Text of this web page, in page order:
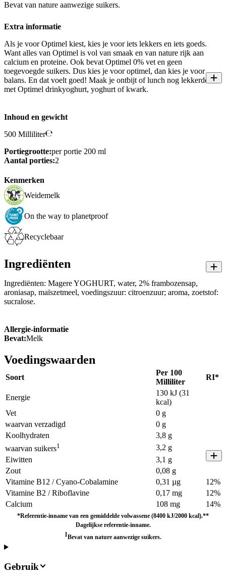
Bevat van nature aanwezige suikers.
Extra informatie
Als je voor Optimel kiest, kies je voor iets lekkers en iets goeds.
Want alles van Optimel is vol van smaak en van nature rijk aan
calcium en proteine. Ook bevat Optimel 0% vet en geen
toegevoegde suikers. Dus kies je voor optimel, dan kies je voor
balans. En dat voelt goed! Maak je ontbijt of lunch nog lekkerder
met Optimel drinkyoghurt, yoghurt of kwark.
Inhoud en gewicht
500 Milliliter
Portiegrootte:per portie 200 ml
Aantal porties:2
Kenmerken
Weidemelk
On the way to planetproof
Recyclebaar
Ingrediënten
Ingrediënten: Magere YOGHURT, water, 2% frambozensap,
aroniasap, maïszetmeel, voedingszuur: citroenzuur; aroma, zoetstof:
sucralose.
Allergie-informatie
Bevat:Melk
Voedingswaarden
Soort
Per 100
Milliliter
RI*
Energie
130 kJ (31
kcal)
Vet
0 g
waarvan verzadigd
0 g
Koolhydraten
3,8 g
waarvan suikers1
3,2 g
Eiwitten
3,1 g
Zout
0,08 g
Vitamine B12 / Cyano-Cobalamine
0,31 µg
12%
Vitamine B2 / Riboflavine
0,17 mg
12%
Calcium
108 mg 14%
*Referentie-inname van een gemiddelde volwassene (8400 kJ/2000 kcal).**
Dagelijkse referentie-inname.
1Bevat van nature aanwezige suikers.
Gebruik